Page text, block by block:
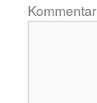
Kommentar